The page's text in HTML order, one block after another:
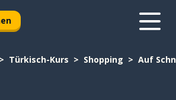
Türkisch-Kurs Shopping Auf